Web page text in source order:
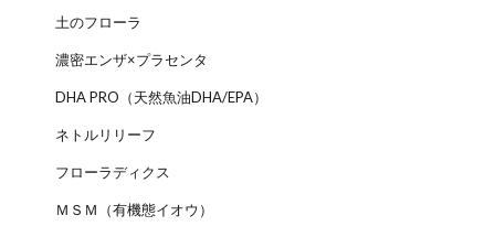
土のフローラ
濃密エンザ×プラセンタ
DHA PRO（天然魚油DHA/EPA）
ネトルリリーフ
フローラディクス
ＭＳＭ（有機態イオウ）